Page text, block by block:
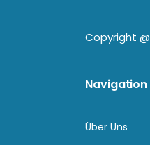
Copyright @
Navigation
Über Uns